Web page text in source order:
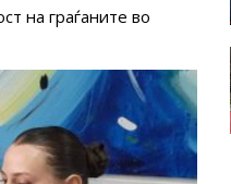
на граѓаните во